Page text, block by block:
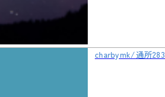
charbymk/通所